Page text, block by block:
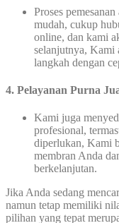
Proses
mudah, cukup
online, dan kami
selanjutnya, Kami
langkah dengan
4. Pelayanan Purna
Kami juga
profesional,
diperlukan, Kami
membran Anda
berkelanjutan.
Jika Anda sedang
namun tetap memiliki
pilihan yang tepat